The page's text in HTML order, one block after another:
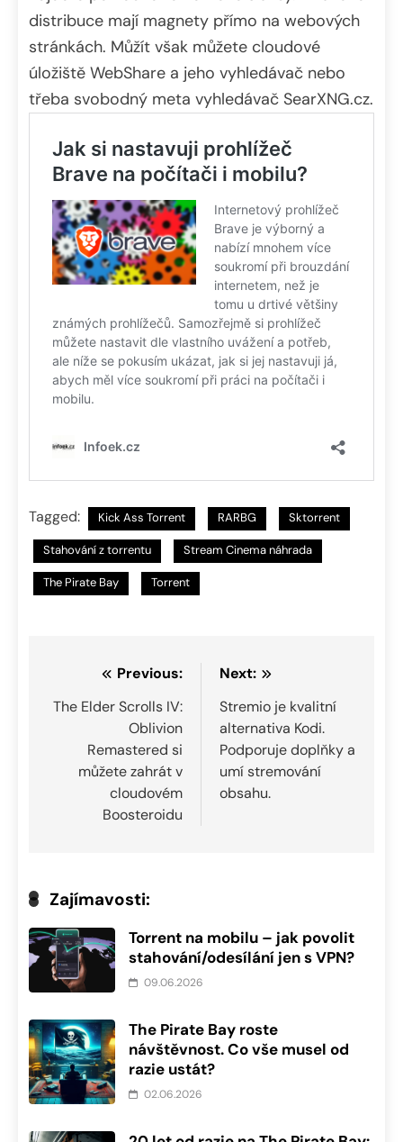
distribuce mají magnety přímo na webových
stránkách. Můžít však můžete cloudové
úložiště WebShare a jeho vyhledávač nebo
třeba svobodný meta vyhledávač SearXNG.cz.
Tagged: Kick Ass Torrent RARBG Sktorrent
Stahování z torrentu Stream Cinema náhrada
The Pirate Bay Torrent
Navigace
pro
příspěvek
Previous:
The Elder Scrolls IV:
Oblivion
Remastered si
můžete zahrát v
cloudovém
Boosteroidu
Next:
Stremio je kvalitní
alternativa Kodi.
Podporuje doplňky a
umí stremování
obsahu.
Zajímavosti:
Torrent na mobilu – jak povolit
stahování/odesílání jen s VPN?
09.06.2026
The Pirate Bay roste
návštěvnost. Co vše musel od
razie ustát?
02.06.2026